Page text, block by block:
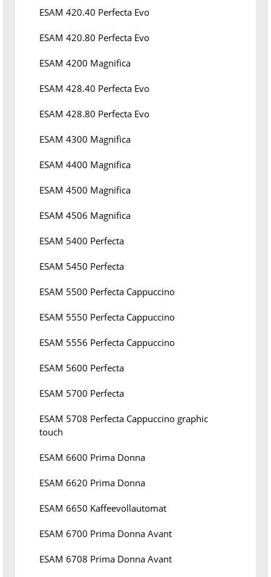
ESAM 420.40 Perfecta Evo
ESAM 420.80 Perfecta Evo
ESAM 4200 Magnifica
ESAM 428.40 Perfecta Evo
ESAM 428.80 Perfecta Evo
ESAM 4300 Magnifica
ESAM 4400 Magnifica
ESAM 4500 Magnifica
ESAM 4506 Magnifica
ESAM 5400 Perfecta
ESAM 5450 Perfecta
ESAM 5500 Perfecta Cappuccino
ESAM 5550 Perfecta Cappuccino
ESAM 5556 Perfecta Cappuccino
ESAM 5600 Perfecta
ESAM 5700 Perfecta
ESAM 5708 Perfecta Cappuccino graphic
touch
ESAM 6600 Prima Donna
ESAM 6620 Prima Donna
ESAM 6650 Kaffeevollautomat
ESAM 6700 Prima Donna Avant
ESAM 6708 Prima Donna Avant